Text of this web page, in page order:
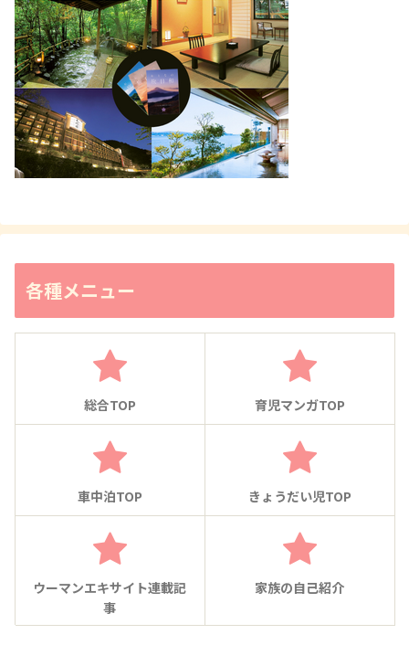
各種メニュー
総合TOP 育児マンガTOP
車中泊TOP きょうだい児TOP
ウーマンエキサイト連載記
事
家族の自己紹介